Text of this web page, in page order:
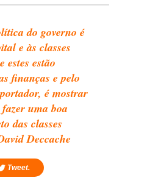
do governo é
e às classes
estes estão
finanças e pelo
é mostrar
uma boa
das classes
Deccache
Tweet.